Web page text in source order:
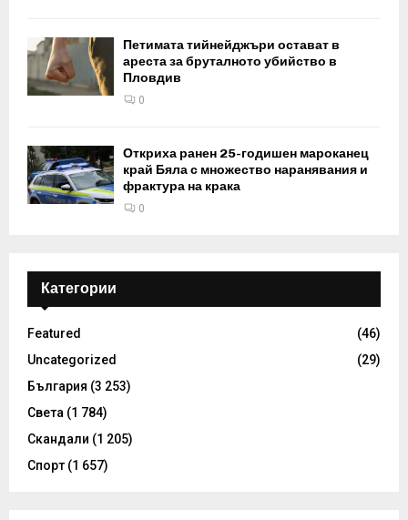
Петимата тийнейджъри остават в
ареста за бруталното убийство в
Пловдив
0
Откриха ранен 25-годишен мароканец
край Бяла с множество наранявания и
фрактура на крака
0
Категории
Featured
(46)
Uncategorized
(29)
България (3 253)
Света (1 784)
Скандали (1 205)
Спорт (1 657)